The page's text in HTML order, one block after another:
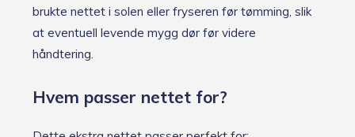
brukte nettet i solen eller fryseren før tømming, slik
at eventuell levende mygg dør før videre
håndtering.
Hvem passer nettet for?